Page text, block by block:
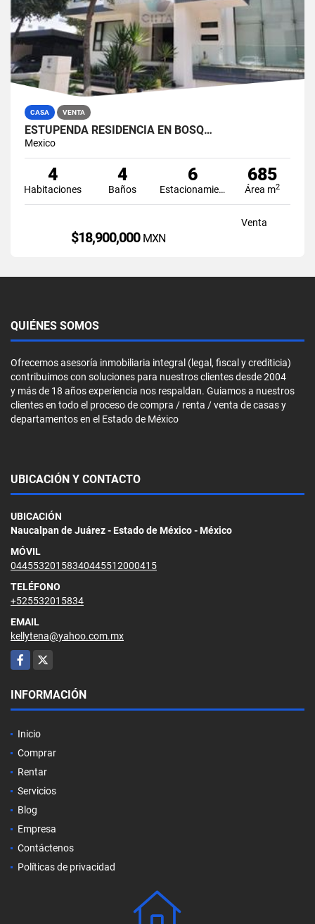
CASA VENTA
ESTUPENDA RESIDENCIA EN BOSQ…
Mexico
4
Habitaciones
4
Baños
6
Estacionamiento
685
Área m2
Venta
$18,900,000 MXN
QUIÉNES SOMOS
Ofrecemos asesoría inmobiliaria integral (legal, fiscal y crediticia)
contribuimos con soluciones para nuestros clientes desde 2004
y más de 18 años experiencia nos respaldan. Guiamos a nuestros
clientes en todo el proceso de compra / renta / venta de casas y
departamentos en el Estado de México
UBICACIÓN Y CONTACTO
UBICACIÓN
Naucalpan de Juárez - Estado de México - México
MÓVIL
04455320158340445512000415
TELÉFONO
+525532015834
EMAIL
kellytena@yahoo.com.mx
Facebook
X
INFORMACIÓN
Inicio
Comprar
Rentar
Servicios
Blog
Empresa
Contáctenos
Políticas de privacidad